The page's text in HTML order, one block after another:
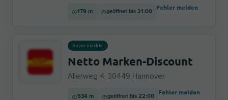
179 m geöffnet bis 21:00
Fehler melden
Supermärkte
Netto Marken-Discount
Allerweg 4, 30449 Hannover
534 m geöffnet bis 22:00
Fehler melden